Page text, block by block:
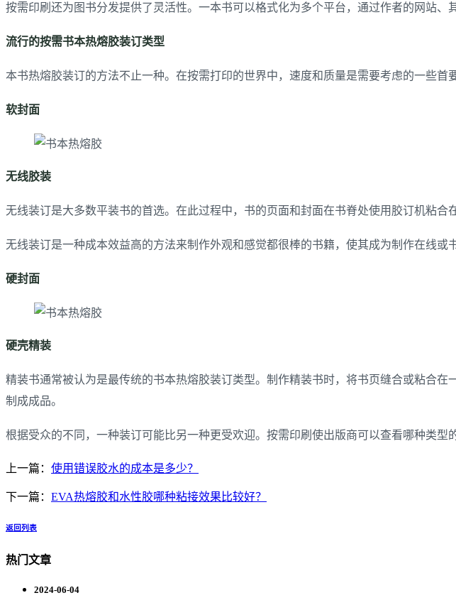
按需印刷还为图书分发提供了灵活性。一本书可以格式化为多个平台，通过作者的网站、
流行的按需书本热熔胶装订类型
本书热熔胶装订的方法不止一种。在按需打印的世界中，速度和质量是需要考虑的一些首
软封面
无线胶装
无线装订是大多数平装书的首选。在此过程中，书的页面和封面在书脊处使用胶订机粘
无线装订是一种成本效益高的方法来制作外观和感觉都很棒的书籍，使其成为制作在线或
硬封面
硬壳精装
精装书通常被认为是最传统的书本热熔胶装订类型。制作精装书时，将书页缝合或粘合
制成成品。
根据受众的不同，一种装订可能比另一种更受欢迎。按需印刷使出版商可以查看哪种类
上一篇： 使用错误胶水的成本是多少？
下一篇： EVA热熔胶和水性胶哪种粘接效果比较好？
返回列表
热门文章
2024-06-04